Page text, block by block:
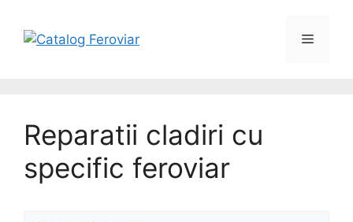
Reparatii cladiri cu
specific feroviar